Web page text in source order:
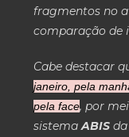
fragmentos no
comparação de
Cabe destacar
janeiro, pela
pela face, por
sistemaABIS